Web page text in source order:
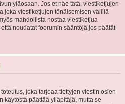
yläosaan. Jos et näe tätä, viestiketjujen
joka viestiketjujen tönäisemisen välillä
mahdollista nostaa viestiketjua
noudatat foorumin sääntöjä jos päätät
joka tarjoaa tiettyjen viestin osien
käytöstä päättää ylläpitäjä, mutta se